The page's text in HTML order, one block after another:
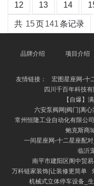
12 13 14
共 15页141条记录
品牌介绍 项目介绍
友情链接： 宏图星座网-十
四川千百年科技有
【自爆】
六安泵阀网|阀门|离
常州恒隆工业自动化有限公司
鲍克斯商
一间星座网-十二星座配
临沂
南平市建阳区阁中贸
万科链家装饰|让装修更简单
机械式立体停车设备_